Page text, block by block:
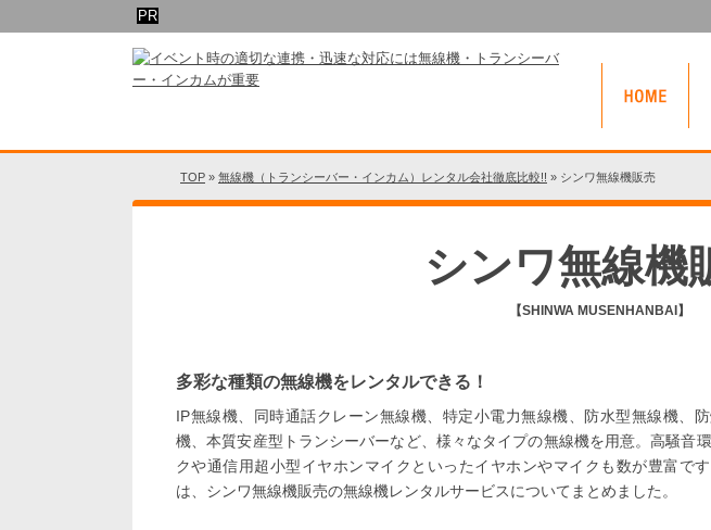
TOP » 無線機（トランシーバー・インカム）レンタル会社徹底比較!! » シンワ無線機販売
シンワ無線機
【SHINWA MUSENHANBAI】
多彩な種類の無線機をレンタルできる！
IP無線機、同時通話クレーン無線機、特定小電力無線機、防水型無線機、
機、本質安産型トランシーバーなど、様々なタイプの無線機を用意。高騒音
クや通信用超小型イヤホンマイクといったイヤホンやマイクも数が豊富で
は、シンワ無線機販売の無線機レンタルサービスについてまとめました。